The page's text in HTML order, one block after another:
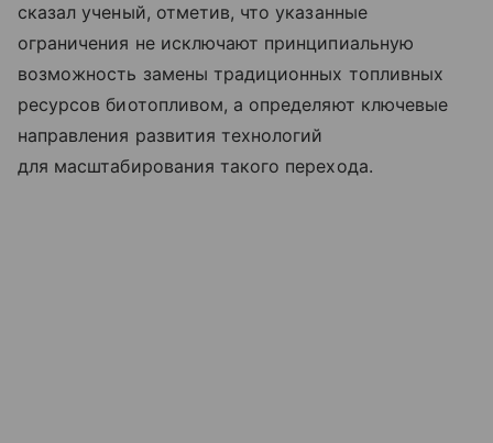
сказал ученый, отметив, что указанные
ограничения не исключают принципиальную
возможность замены традиционных топливных
ресурсов биотопливом, а определяют ключевые
направления развития технологий
для масштабирования такого перехода.